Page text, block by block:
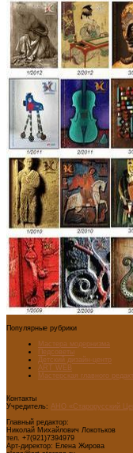
Популярные рубрики
Мастера модернизма
Педсоветы
Детский дизайн-центр
ART WEB
Мастерская главного
Контакты
Учредитель: АНО «Старорусский
Главный редактор:
Николай Михайлович Локотьков
тел. +7(921)7394979
Арт-директор: Елена Жирова